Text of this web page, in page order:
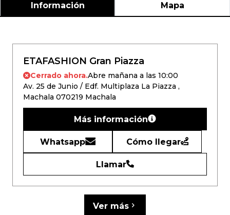
Información Mapa
ETAFASHION Gran Piazza
Cerrado ahora.Abre mañana a las 10:00
Av. 25 de Junio / Edf. Multiplaza La Piazza ,
Machala 070219 Machala
Más información
Whatsapp Cómo llegar
Llamar
Ver más